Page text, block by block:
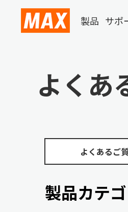
製品 サポ
よくあ
よくあるご
製品カテ